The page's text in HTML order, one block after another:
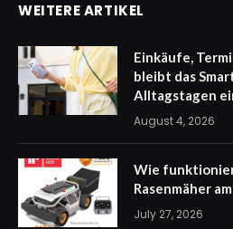
WEITERE ARTIKEL
Einkäufe,
bleibt das
Alltagstagen
August 4, 2026
Wie
Rasenmäher
July 27, 2026